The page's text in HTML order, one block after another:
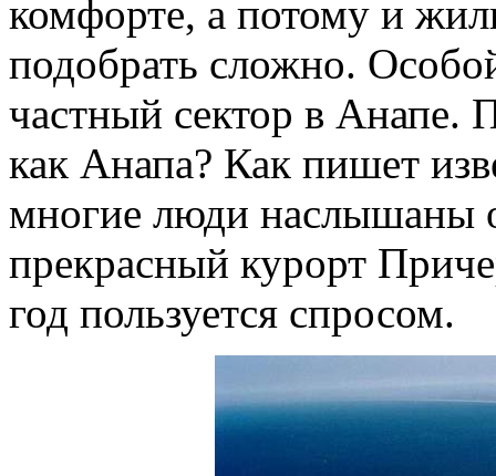
комфорте, а потому и
подобрать сложно.
частный сектор в Анапе.
как Анапа? Как пишет
многие люди наслышаны
прекрасный курорт
год пользуется спросом.